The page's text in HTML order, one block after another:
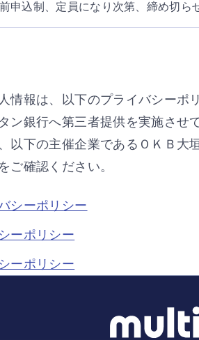
前申込制、定員になり次第、締め切ら
情報は、以下のプライバシー
ン銀行へ第三者提供を実施させ
以下の主催企業であるＯＫＢ
ご確認ください。
シーポリシー
ーポリシー
ーポリシー